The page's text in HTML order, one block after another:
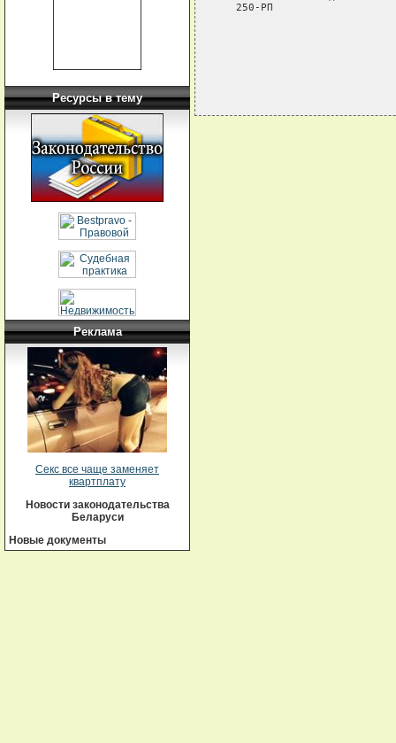
Ресурсы в тему
Реклама
Секс все чаще заменяет
квартплату
Новости законодательства
Беларуси
Новые документы
   250-РП